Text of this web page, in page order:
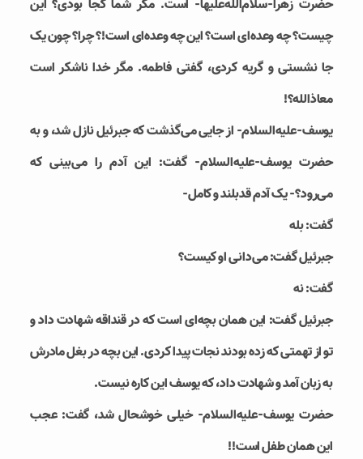
حضرت زهرا-سلام‌الله‌علیها- است. مگر شما کجا بودی؟ این
چیست؟ چه وعده‌ای است؟ این چه وعده‌ای است!؟ چرا؟ چون یک
جا نشستی و گریه کردی، گفتی فاطمه. مگر خدا ناشکر است
معاذالله؟!
یوسف-علیه‌السلام- از جایی می‌گذشت که جبرئيل نازل شد، و به
حضرت یوسف-علیه‌السلام- گفت: این آدم را می‌بینی که
می‌رود؟- یک آدم قدبلند و کامل-
گفت: بله
جبرئیل گفت: می‌دانی او کیست؟
گفت: نه
جبرئیل گفت: این همان بچه‌ای است که در قنداقه شهادت داد و
تو از تهمتی که زده بودند نجات پیدا کردی. این بچه در بغل مادرش
به زبان آمد و شهادت داد، که یوسف این کاره نیست.
حضرت یوسف-علیه‌السلام- خیلی خوشحال شد، گفت: عجب
این همان طفل است!!